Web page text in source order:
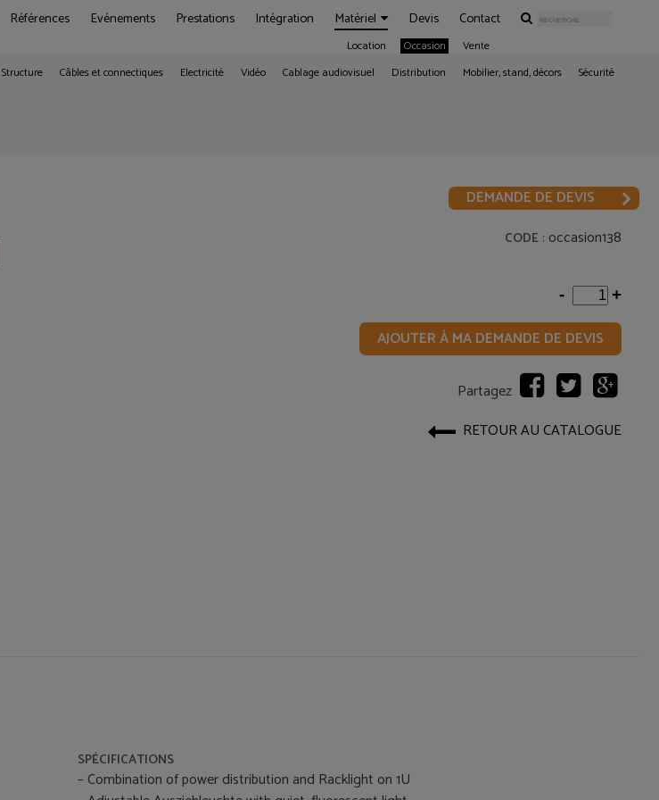
Références Evénements Prestations Intégration Matériel
Location Occasion Vente
Devis Contact
Structure Câbles et connectiques Electricité Vidéo Cablage audiovisuel Distribution Mobilier, stand, décors Sécurité
DEMANDE DE DEVIS
CODE : occasion138
- +
AJOUTER À MA DEMANDE DE DEVIS
Partagez
RETOUR AU CATALOGUE
SPÉCIFICATIONS
– Combination of power distribution and Racklight on 1U